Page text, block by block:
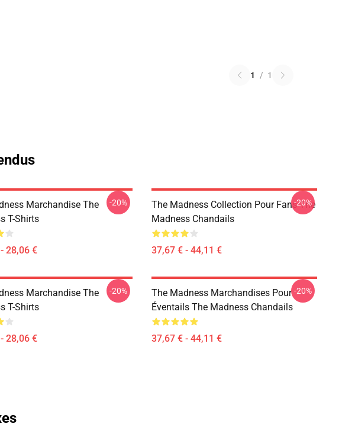
1 / 1
Marchandise The
T-Shirts
28,06 €
-20%
The Madness Collection Pour Fans The
Madness Chandails
37,67 € - 44,11 €
-20%
Marchandise The
T-Shirts
28,06 €
-20%
The Madness Marchandises Pour
Éventails The Madness Chandails
37,67 € - 44,11 €
-20%